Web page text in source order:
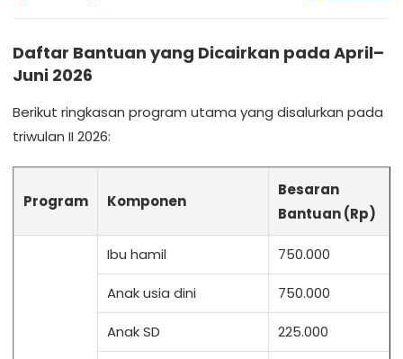
Daftar Bantuan yang Dicairkan pada April–
Juni 2026
Berikut ringkasan program utama yang disalurkan pada
triwulan II 2026:
Program Komponen
Besaran
Bantuan (Rp)
Ibu hamil 750.000
Anak usia dini 750.000
Anak SD 225.000